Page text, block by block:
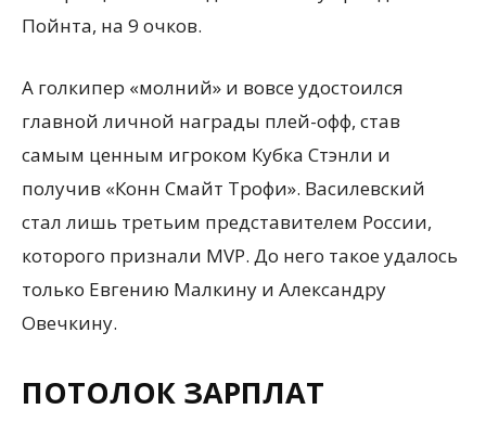
Пойнта, на 9 очков.
А голкипер «молний» и вовсе удостоился
главной личной награды плей-офф, став
самым ценным игроком Кубка Стэнли и
получив «Конн Смайт Трофи». Василевский
стал лишь третьим представителем России,
которого признали MVP. До него такое удалось
только Евгению Малкину и Александру
Овечкину.
ПОТОЛОК ЗАРПЛАТ